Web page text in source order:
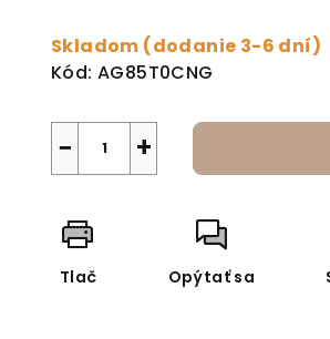
Skladom (dodanie 3-6 dní)
Kód: AG85T0CNG
+
−
Tlač Opýtať sa